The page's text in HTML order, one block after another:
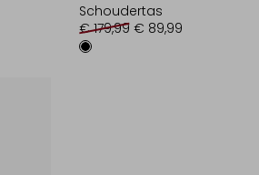
Schoudertas
€ 179,99 € 89,99